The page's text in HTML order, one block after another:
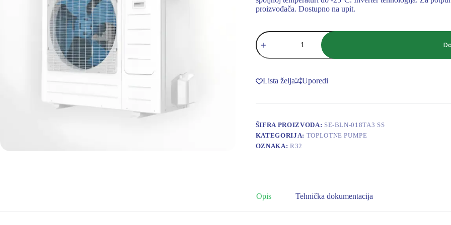
proizvođača. Dostupno na upit.
TOPLOTNA
PUMPA
R32
BLN-
F3
SPLIT
20.85kW)
Lista želja Uporedi
ŠIFRA PROIZVODA: SE-BLN-018TA3 SS
KATEGORIJA: TOPLOTNE PUMPE
OZNAKA:R32
Opis Tehnička dokumentacija